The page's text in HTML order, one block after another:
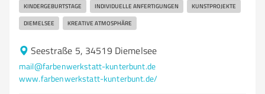
KINDERGEBURTSTAGE INDIVIDUELLE ANFERTIGUNGEN KUNSTPROJEKTE
DIEMELSEE KREATIVE ATMOSPHÄRE
Seestraße 5, 34519 Diemelsee
mail@farbenwerkstatt-kunterbunt.de
www.farbenwerkstatt-kunterbunt.de/